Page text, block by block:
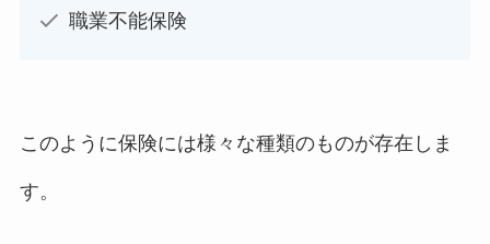
職業不能保険
このように保険には様々な種類のものが存在しま
す。